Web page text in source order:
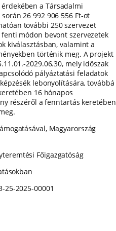
a Társadalmi
26 992 906 556 Ft-ot
további 250 szervezet
módon bevont szervezetek
kiválasztásban, valamint a
történik meg. A projekt
2029.06.30, mely időszak
pályáztatási feladatok
lebonyolítására, továbbá
16 hónapos
részéről a fenntartás keretében
Magyarország
Főigazgatóság
25-2025-00001